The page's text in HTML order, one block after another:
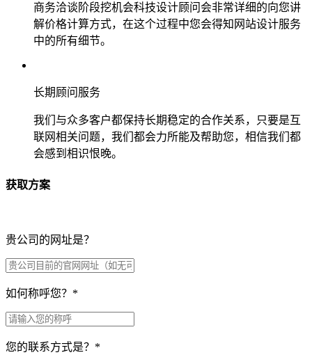
商务洽谈阶段挖机会科技设计顾问会非常详细的向您讲
解价格计算方式，在这个过程中您会得知网站设计服务
中的所有细节。
长期顾问服务
我们与众多客户都保持长期稳定的合作关系，只要是互
联网相关问题，我们都会力所能及帮助您，相信我们都
会感到相识恨晚。
获取方案
贵公司的网址是？
如何称呼您？ *
您的联系方式是？ *